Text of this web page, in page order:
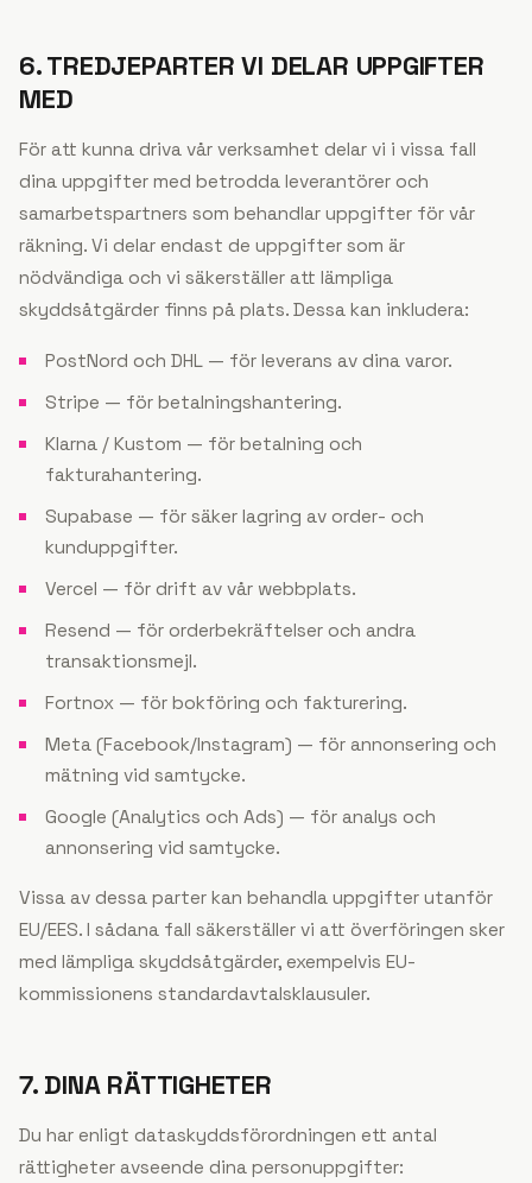
6. TREDJEPARTER VI DELAR UPPGIFTER
MED
För att kunna driva vår verksamhet delar vi i vissa fall
dina uppgifter med betrodda leverantörer och
samarbetspartners som behandlar uppgifter för vår
räkning. Vi delar endast de uppgifter som är
nödvändiga och vi säkerställer att lämpliga
skyddsåtgärder finns på plats. Dessa kan inkludera:
PostNord och DHL — för leverans av dina varor.
Stripe — för betalningshantering.
Klarna / Kustom — för betalning och
fakturahantering.
Supabase — för säker lagring av order- och
kunduppgifter.
Vercel — för drift av vår webbplats.
Resend — för orderbekräftelser och andra
transaktionsmejl.
Fortnox — för bokföring och fakturering.
Meta (Facebook/Instagram) — för annonsering och
mätning vid samtycke.
Google (Analytics och Ads) — för analys och
annonsering vid samtycke.
Vissa av dessa parter kan behandla uppgifter utanför
EU/EES. I sådana fall säkerställer vi att överföringen sker
med lämpliga skyddsåtgärder, exempelvis EU-
kommissionens standardavtalsklausuler.
7. DINA RÄTTIGHETER
Du har enligt dataskyddsförordningen ett antal
rättigheter avseende dina personuppgifter: